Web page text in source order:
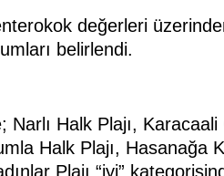
değerleri
belirlendi.
Halk Plajı, Karacaali
Halk Plajı, Hasanağa
Plajı “iyi”